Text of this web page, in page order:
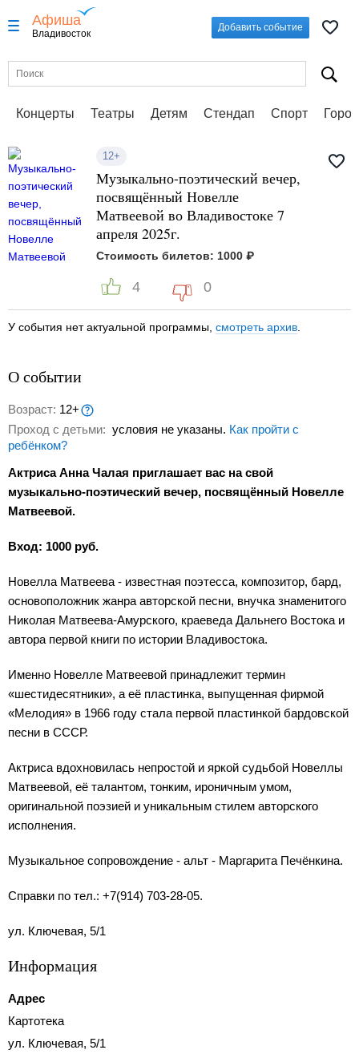
Афиша
Владивосток
Добавить событие
Концерты Театры Детям Стендап Спорт
12+
Музыкально-поэтический вечер,
посвящённый Новелле
Матвеевой во Владивостоке 7
апреля 2025г.
Стоимость билетов: 1000 ₽
4 0
У события нет актуальной программы, смотреть архив
О событии
Возраст: 12+
Проход с детьми: условия не указаны. Как пройти с
ребёнком?
Актриса Анна Чалая приглашает вас на свой
музыкально-поэтический вечер, посвящённый Новелле
Матвеевой.
Вход: 1000 руб.
Новелла Матвеева - известная поэтесса, композитор, бард,
основоположник жанра авторской песни, внучка знаменитого
Николая Матвеева-Амурского, краеведа Дальнего Востока и
автора первой книги по истории Владивостока.
Именно Новелле Матвеевой принадлежит термин
«шестидесятники», а её пластинка, выпущенная фирмой
«Мелодия» в 1966 году стала первой пластинкой бардовской
песни в СССР.
Актриса вдохновилась непростой и яркой судьбой Новеллы
Матвеевой, её талантом, тонким, ироничным умом,
оригинальной поэзией и уникальным стилем авторского
исполнения.
Музыкальное сопровождение - альт - Маргарита Печёнкина.
Справки по тел.: +7(914) 703-28-05.
ул. Ключевая, 5/1
Информация
Адрес
Картотека
ул. Ключевая, 5/1